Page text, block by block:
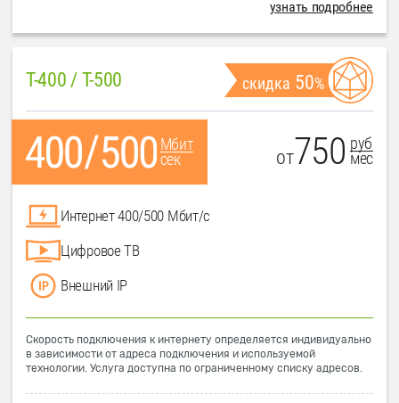
узнать подробнее
T-400 / T-500 скидка 50%
Мбит
сек
от750 руб
мес
Интернет 400/500 Мбит/с
Цифровое ТВ
Внешний IP
Скорость подключения к интернету определяется индивидуально
в зависимости от адреса подключения и используемой
технологии. Услуга доступна по ограниченному списку адресов.